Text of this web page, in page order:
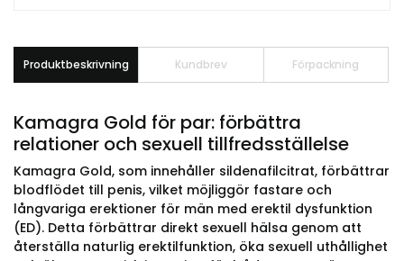
Produktbeskrivning Kundbrev Förpackning
Kamagra Gold för par: förbättra
relationer och sexuell tillfredsställelse
Kamagra Gold, som innehåller sildenafilcitrat, förbättrar
blodflödet till penis, vilket möjliggör fastare och
långvariga erektioner för män med erektil dysfunktion
(ED). Detta förbättrar direkt sexuell hälsa genom att
återställa naturlig erektilfunktion, öka sexuell uthållighet